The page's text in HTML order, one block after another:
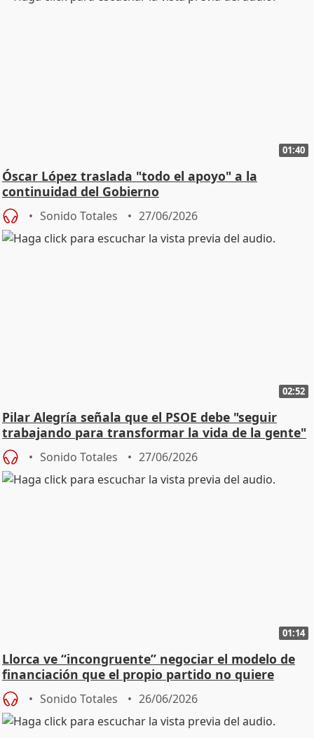
01:40
Óscar López traslada "todo el apoyo" a la
continuidad del Gobierno
Sonido Totales 27/06/2026
02:52
Pilar Alegría señala que el PSOE debe "seguir
trabajando para transformar la vida de la gente"
Sonido Totales 27/06/2026
01:14
Llorca ve “incongruente” negociar el modelo de
financiación que el propio partido no quiere
Sonido Totales 26/06/2026